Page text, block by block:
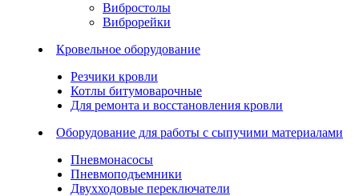
Вибростолы
Виброрейки
Кровельное оборудование
Резчики кровли
Котлы битумоварочные
Для ремонта и восстановления кровли
Оборудование для работы с сыпучими материалами
Пневмонасосы
Пневмоподъемники
Двухходовые переключатели